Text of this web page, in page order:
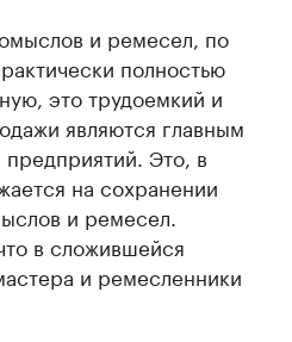
и ремесел, по
полностью
это трудоемкий и
являются главным
Это, в
на сохранении
и ремесел.
в сложившейся
и ремесленники